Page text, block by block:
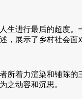
进行最后的超度。
展示了乡村社会面
着力渲染和铺陈的
之动容和沉思。